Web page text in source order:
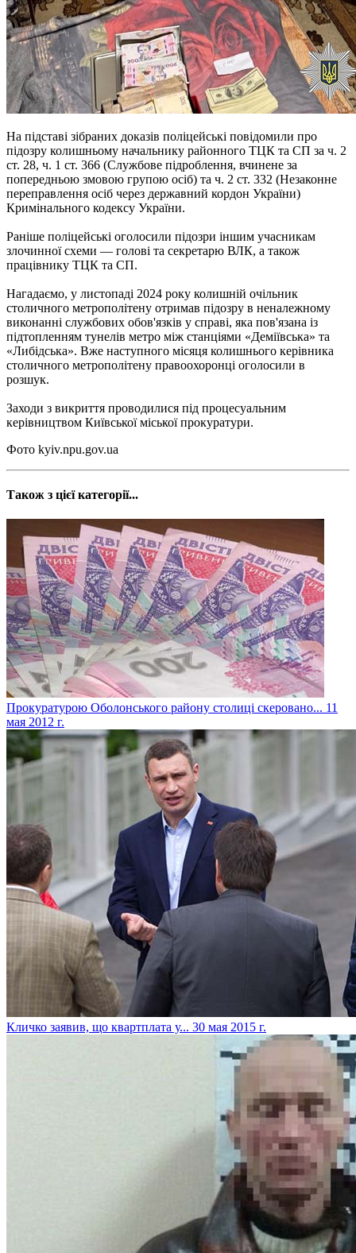
На підставі зібраних доказів поліцейські повідомили про
підозру колишньому начальнику районного ТЦК та СП за ч. 2
ст. 28, ч. 1 ст. 366 (Службове підроблення, вчинене за
попередньою змовою групою осіб) та ч. 2 ст. 332 (Незаконне
переправлення осіб через державний кордон України)
Кримінального кодексу України.
Раніше поліцейські оголосили підозри іншим учасникам
злочинної схеми — голові та секретарю ВЛК, а також
працівнику ТЦК та СП.
Нагадаємо, у листопаді 2024 року колишній очільник
столичного метрополітену отримав підозру в неналежному
виконанні службових обов'язків у справі, яка пов'язана із
підтопленням тунелів метро між станціями «Деміївська» та
«Либідська». Вже наступного місяця колишнього керівника
столичного метрополітену правоохоронці оголосили в
розшук.
Заходи з викриття проводилися під процесуальним
керівництвом Київської міської прокуратури.
Фото kyiv.npu.gov.ua
Також з цієї категорії...
Прокуратурою Оболонського району столиці скеровано... 11
мая 2012 г.
Кличко заявив, що квартплата у... 30 мая 2015 г.